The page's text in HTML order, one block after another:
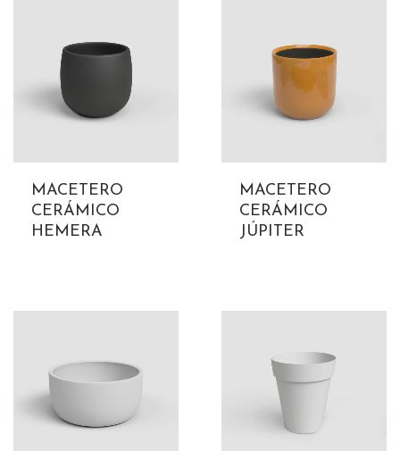
MACETERO
CERÁMICO
HEMERA
MACETERO
CERÁMICO
JÚPITER